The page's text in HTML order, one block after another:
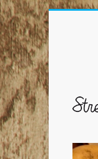
naar
inhoud
zelf